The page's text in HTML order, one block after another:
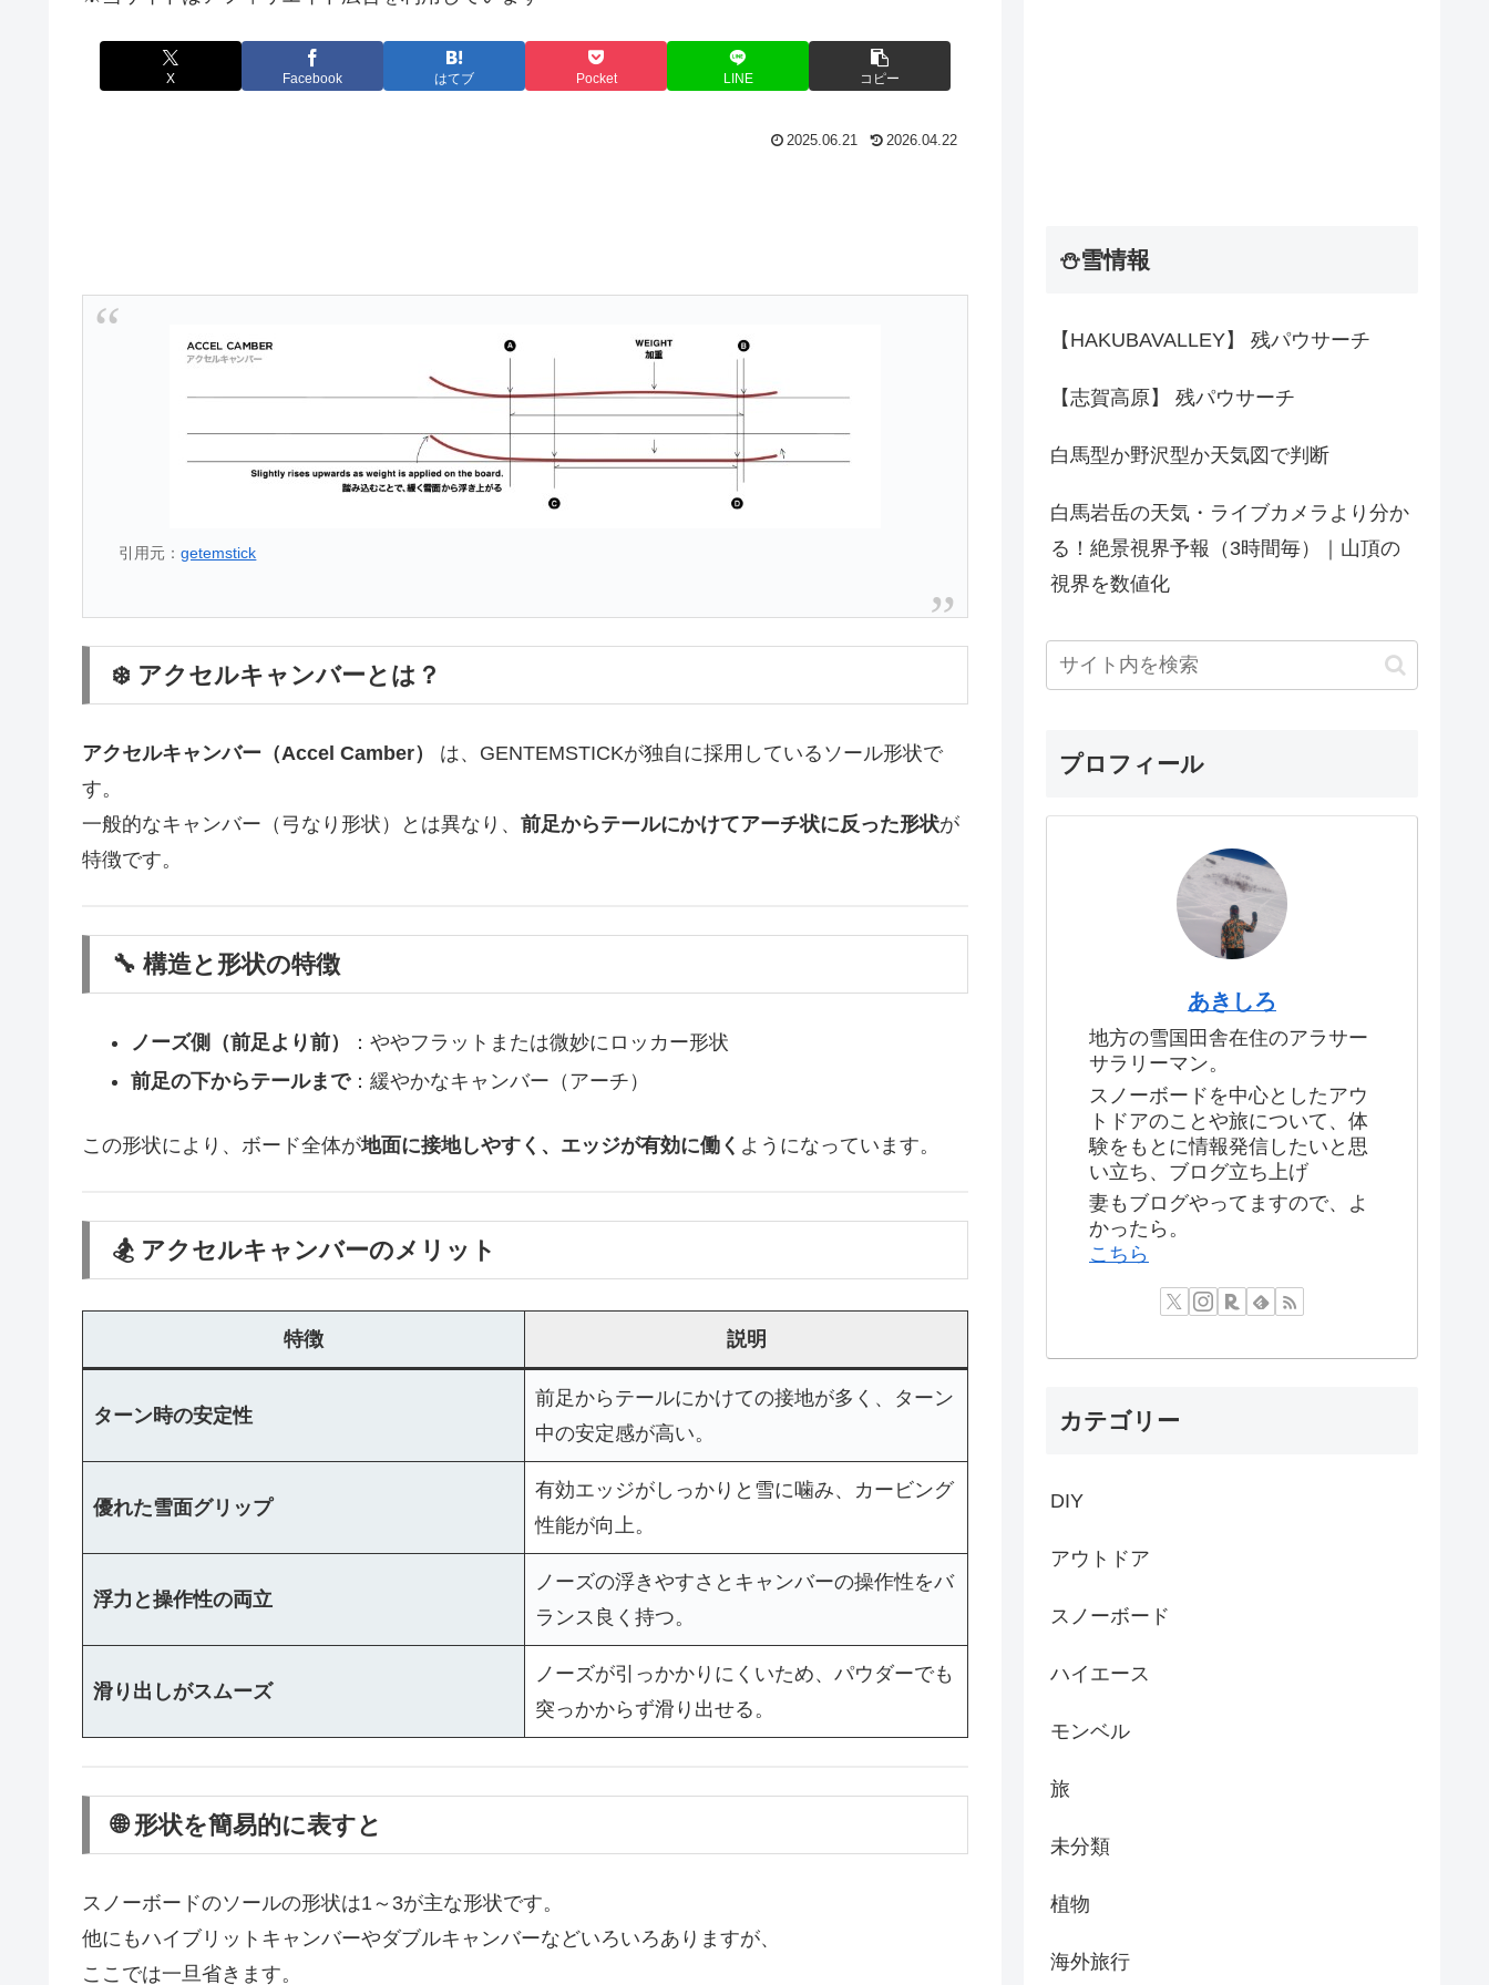
X Facebook はてブ Pocket LINE コピー
2025.06.21 2026.04.22
引用元：getemstick
❄️ アクセルキャンバーとは？
アクセルキャンバー（Accel Camber）
は、GENTEMSTICKが独自に採用しているソール形状で
す。
一般的なキャンバー（弓なり形状）とは異なり、 前足からテールにかけてアーチ状に反った形状が
特徴です。
🔧 構造と形状の特徴
ノーズ側（前足より前）
：ややフラットまたは微妙にロッカー形状
前足の下からテールまで：緩やかなキャンバー（アーチ）
この形状により、ボード全体が地面に接地しやすく、エッジが有効に働く ようになっています。
🏂 アクセルキャンバーのメリット
特徴 説明
ターン時の安定性
前足からテールにかけての接地が多く、ターン
中の安定感が高い。
優れた雪面グリップ
有効エッジがしっかりと雪に噛み、カービング
性能が向上。
浮力と操作性の両立
ノーズの浮きやすさとキャンバーの操作性をバ
ランス良く持つ。
滑り出しがスムーズ
ノーズが引っかかりにくいため、パウダーでも
突っかからず滑り出せる。
🌐 形状を簡易的に表すと
スノーボードのソールの形状は1～3が主な形状です。
他にもハイブリットキャンバーやダブルキャンバーなどいろいろありますが、
ここでは一旦省きます。
⛄雪情報
【HAKUBAVALLEY】 残パウサーチ
【志賀高原】 残パウサーチ
白馬型か野沢型か天気図で判断
白馬岩岳の天気・ライブカメラより分か
る！絶景視界予報（3時間毎）｜山頂の
視界を数値化
プロフィール
あきしろ
地方の雪国田舎在住のアラサー
サラリーマン。
スノーボードを中心としたアウ
トドアのことや旅について、体
験をもとに情報発信したいと思
い立ち、ブログ立ち上げ
妻もブログやってますので、よ
かったら。
こちら
カテゴリー
DIY
アウトドア
スノーボード
ハイエース
モンベル
旅
未分類
植物
海外旅行